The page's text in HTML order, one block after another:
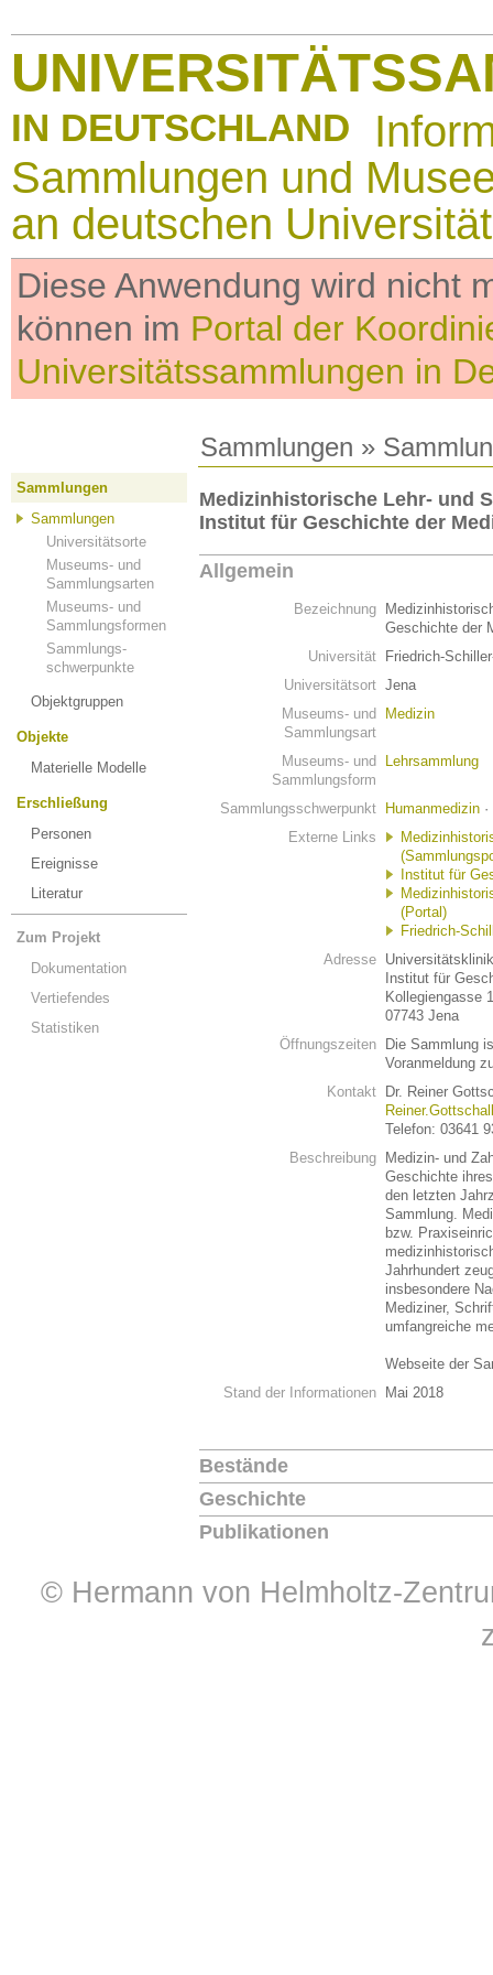
IN DEUTSCHLAND
Sammlungen und
an deutschen
Diese Anwendung wird nicht
können im Portal der
Universitätssammlungen in
Sammlungen »
Sammlungen
Sammlungen
Universitätsorte
Museums- und
Sammlungsarten
Museums- und
Sammlungsformen
Sammlungs-
schwerpunkte
Objektgruppen
Objekte
Materielle Modelle
Erschließung
Personen
Ereignisse
Literatur
Zum Projekt
Dokumentation
Vertiefendes
Statistiken
Medizinhistorische Lehr- und
Institut für Geschichte der
Allgemein
Bezeichnung
Geschichte der
Universität
Friedrich-
Universitätsort Jena
Museums- und
Sammlungsart
Medizin
Museums- und
Sammlungsform
Lehrsammlung
Sammlungsschwerpunkt Humanmedizin ·
Externe Links
Institut für
(Portal)
Friedrich-
Adresse
Institut für
Kollegiengasse
07743 Jena
Öffnungszeiten
Die Sammlung
Voranmeldung
Kontakt
Dr. Reiner
Telefon: 03641
Beschreibung
Medizin- und
Geschichte
den letzten
Sammlung.
bzw.
Jahrhundert
insbesondere
Mediziner,
umfangreiche
Webseite der
Stand der Informationen
Mai 2018
Bestände
Geschichte
Publikationen
© Hermann von Helmholtz-